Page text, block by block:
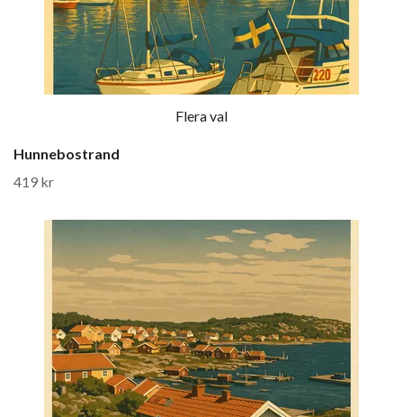
Flera val
Hunnebostrand
419 kr